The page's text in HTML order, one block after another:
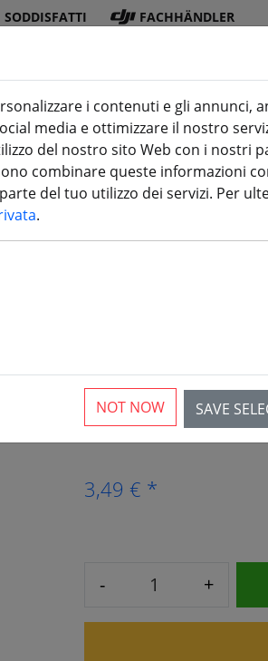
FACHHÄNDLER
Elica Accessori stampa
Gemfan
pale
più di 10 disponibili
3,49 € *
- +
i contenuti e gli annunci,
media e ottimizzare il nostro
del nostro sito Web con i nostri
combinare queste informazioni
del tuo utilizzo dei servizi. Per
.
SAVE
NOT NOW